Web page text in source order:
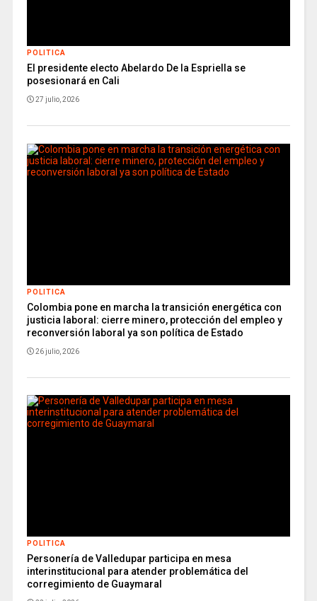
POLITICA
El presidente electo Abelardo De la Espriella se
posesionará en Cali
27 julio, 2026
POLITICA
Colombia pone en marcha la transición energética con
justicia laboral: cierre minero, protección del empleo y
reconversión laboral ya son política de Estado
26 julio, 2026
POLITICA
Personería de Valledupar participa en mesa
interinstitucional para atender problemática del
corregimiento de Guaymaral